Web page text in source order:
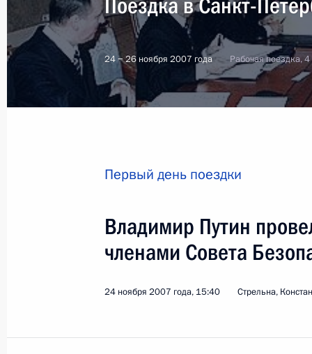
Поездка в Санкт-
24 − 26 ноября 2007 года Рабочая поездка, 4
Первый день поездки
Владимир Путин
членами Совета
24 ноября 2007 года, 15:40 Стрельна,